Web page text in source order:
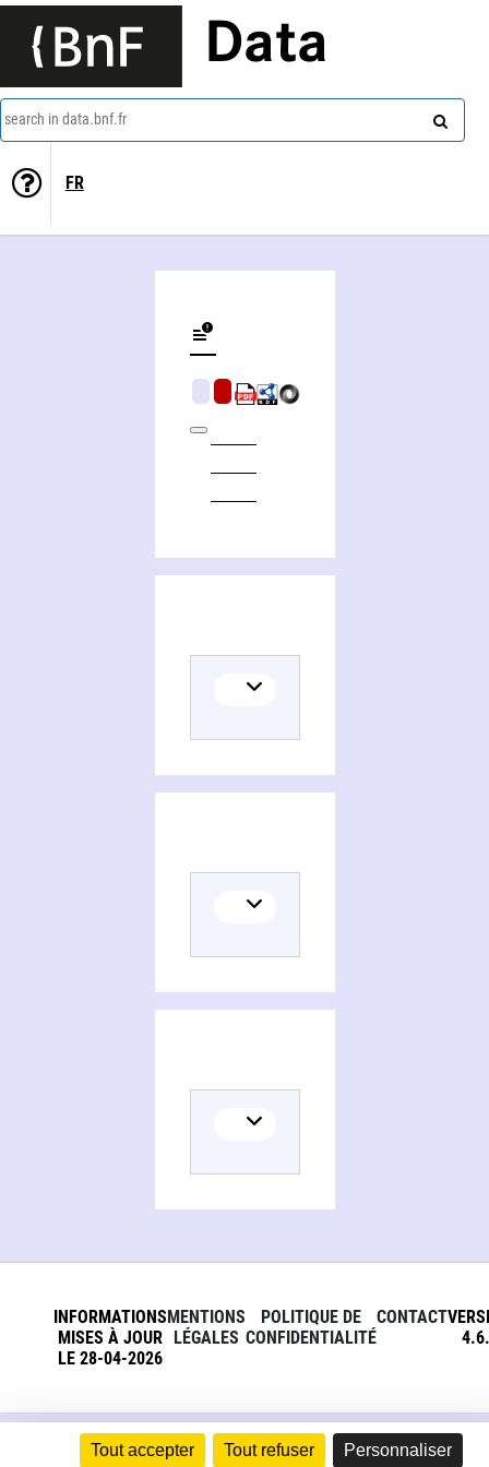
Tout accepter Tout refuser Personnaliser
Data
search in data.bnf.fr
FR
INFORMATIONS
MISES À JOUR
LE 28-04-2026
MENTIONS
LÉGALES
POLITIQUE DE
CONFIDENTIALITÉ
CONTACT